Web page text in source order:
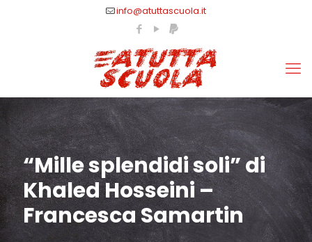
info@atuttascuola.it
“Mille splendidi soli” di
Khaled Hosseini –
Francesca Samartin